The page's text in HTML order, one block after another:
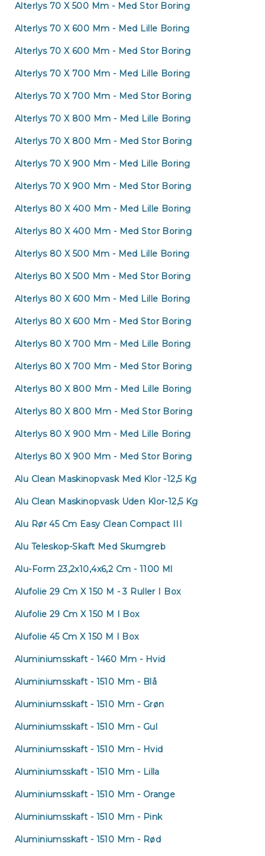
Alterlys 70 X 500 Mm - Med Stor Boring
Alterlys 70 X 600 Mm - Med Lille Boring
Alterlys 70 X 600 Mm - Med Stor Boring
Alterlys 70 X 700 Mm - Med Lille Boring
Alterlys 70 X 700 Mm - Med Stor Boring
Alterlys 70 X 800 Mm - Med Lille Boring
Alterlys 70 X 800 Mm - Med Stor Boring
Alterlys 70 X 900 Mm - Med Lille Boring
Alterlys 70 X 900 Mm - Med Stor Boring
Alterlys 80 X 400 Mm - Med Lille Boring
Alterlys 80 X 400 Mm - Med Stor Boring
Alterlys 80 X 500 Mm - Med Lille Boring
Alterlys 80 X 500 Mm - Med Stor Boring
Alterlys 80 X 600 Mm - Med Lille Boring
Alterlys 80 X 600 Mm - Med Stor Boring
Alterlys 80 X 700 Mm - Med Lille Boring
Alterlys 80 X 700 Mm - Med Stor Boring
Alterlys 80 X 800 Mm - Med Lille Boring
Alterlys 80 X 800 Mm - Med Stor Boring
Alterlys 80 X 900 Mm - Med Lille Boring
Alterlys 80 X 900 Mm - Med Stor Boring
Alu Clean Maskinopvask Med Klor -12,5 Kg
Alu Clean Maskinopvask Uden Klor-12,5 Kg
Alu Rør 45 Cm Easy Clean Compact III
Alu Teleskop-Skaft Med Skumgreb
Alu-Form 23,2x10,4x6,2 Cm - 1100 Ml
Alufolie 29 Cm X 150 M - 3 Ruller I Box
Alufolie 29 Cm X 150 M I Box
Alufolie 45 Cm X 150 M I Box
Aluminiumsskaft - 1460 Mm - Hvid
Aluminiumsskaft - 1510 Mm - Blå
Aluminiumsskaft - 1510 Mm - Grøn
Aluminiumsskaft - 1510 Mm - Gul
Aluminiumsskaft - 1510 Mm - Hvid
Aluminiumsskaft - 1510 Mm - Lilla
Aluminiumsskaft - 1510 Mm - Orange
Aluminiumsskaft - 1510 Mm - Pink
Aluminiumsskaft - 1510 Mm - Rød